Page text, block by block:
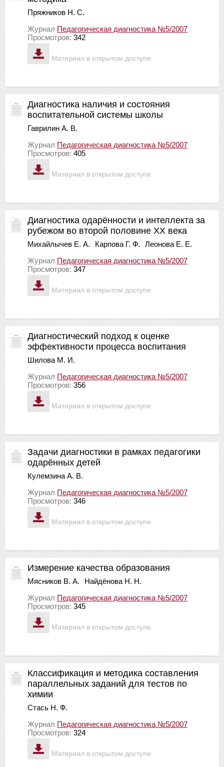
Материал в открытом доступе
Пряжников Н. С.
Журнал Педагогическая диагностика №5/2007
Просмотров: 342
Материал в открытом доступе
Диагностика наличия и состояния
воспитательной системы школы
Гаврилин А. В.
Журнал Педагогическая диагностика №5/2007
Просмотров: 405
Материал в открытом доступе
Диагностика одарённости и интеллекта за
рубежом во второй половине ХХ века
Михайлычев Е. А. Карпова Г. Ф.
Леонова Е. Е.
Журнал Педагогическая диагностика №5/2007
Просмотров: 347
Материал в открытом доступе
Диагностический подход к оценке
эффективности процесса воспитания
Шилова М. И.
Журнал Педагогическая диагностика №5/2007
Просмотров: 356
Материал в открытом доступе
Задачи диагностики в рамках педагогики
одарённых детей
Кулемзина А. В.
Журнал Педагогическая диагностика №5/2007
Просмотров: 346
Материал в открытом доступе
Измерение качества образования
Мясников В. А.
Найдёнова Н. Н.
Журнал Педагогическая диагностика №5/2007
Просмотров: 345
Материал в открытом доступе
Классификация и методика составления
параллельных заданий для тестов по
химии
Стась Н. Ф.
Журнал Педагогическая диагностика №5/2007
Просмотров: 324